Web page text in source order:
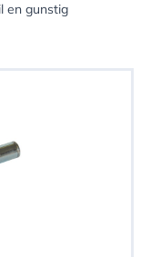
en gunstig